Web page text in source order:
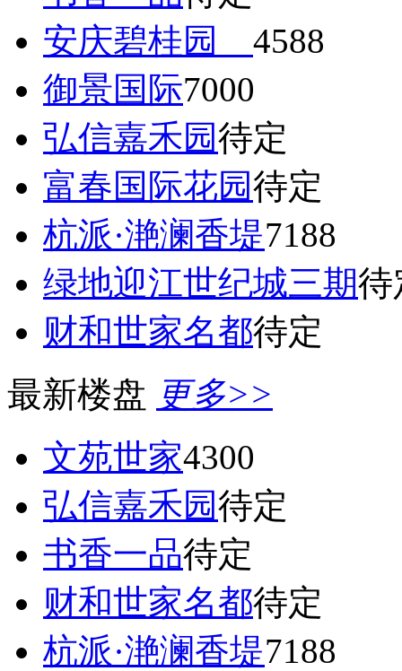
安庆碧桂园 4588
御景国际7000
弘信嘉禾园待定
富春国际花园待定
杭派·滟澜香堤7188
绿地迎江世纪城三期待
财和世家名都待定
最新楼盘 更多>>
文苑世家4300
弘信嘉禾园待定
书香一品待定
财和世家名都待定
杭派·滟澜香堤7188